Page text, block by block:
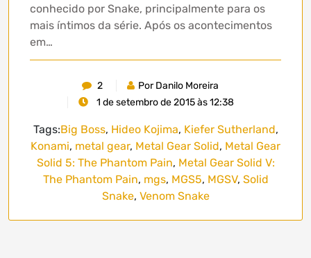
conhecido por Snake, principalmente para os
mais íntimos da série. Após os acontecimentos
em…
2
Por Danilo Moreira
1 de setembro de 2015 às 12:38
Tags:Big Boss, Hideo Kojima, Kiefer Sutherland,
Konami, metal gear, Metal Gear Solid, Metal Gear
Solid 5: The Phantom Pain, Metal Gear Solid V:
The Phantom Pain, mgs, MGS5, MGSV, Solid
Snake, Venom Snake